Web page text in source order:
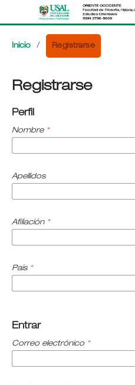
Inicio / Registrarse
Registrarse
Perfil
Nombre *
Apellidos
Afiliación *
País *
Entrar
Correo electrónico *